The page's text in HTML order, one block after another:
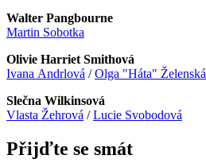
Walter Pangbourne
Martin Sobotka
Olivie Harriet Smithová
Ivana Andrlová / Olga "Háta" Želenská
Slečna Wilkinsová
Vlasta Žehrová / Lucie Svobodová
Přijďte se smát